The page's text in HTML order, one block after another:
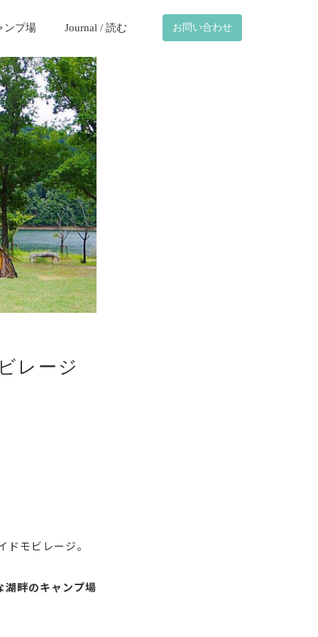
ンプ場 Journal / 読む お問い合わせ
レージ
モビレージ。
湖畔のキャンプ場